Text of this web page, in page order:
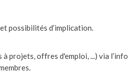
possibilités d’implication.
projets, offres d'emploi, ...) via